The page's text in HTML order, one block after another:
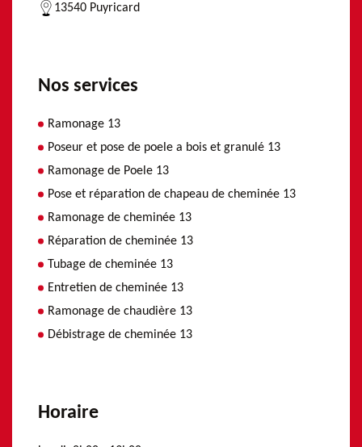
13540 Puyricard
Nos services
Ramonage 13
Poseur et pose de poele a bois et granulé 13
Ramonage de Poele 13
Pose et réparation de chapeau de cheminée 13
Ramonage de cheminée 13
Réparation de cheminée 13
Tubage de cheminée 13
Entretien de cheminée 13
Ramonage de chaudière 13
Débistrage de cheminée 13
Horaire